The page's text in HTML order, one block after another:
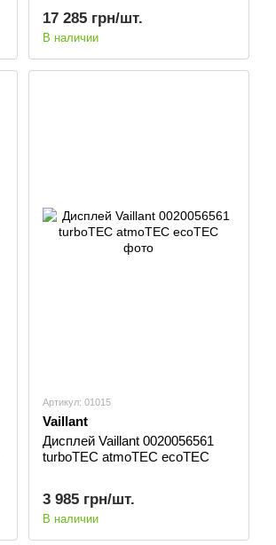
17 285 грн/шт.
В наличии
Артикул: 01015
Vaillant
Дисплей Vaillant 0020056561
turboTEC atmoTEC ecoTEC
3 985 грн/шт.
В наличии